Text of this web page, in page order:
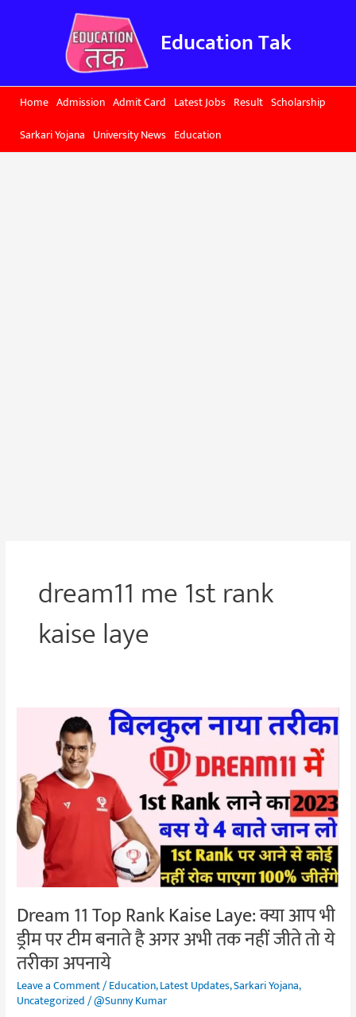
Education Tak
Home Admission Admit Card Latest Jobs Result Scholarship
Sarkari Yojana University News Education
dream11 me 1st rank
kaise laye
Dream 11 Top Rank Kaise Laye: क्या आप भी
ड्रीम पर टीम बनाते है अगर अभी तक नहीं जीते तो ये
तरीका अपनाये
Leave a Comment/Education,Latest Updates,Sarkari Yojana,
Uncategorized/@Sunny Kumar
Rank
Kaise
Laye:
क्या
आप
पर
टीम
बनाते
है
अगर